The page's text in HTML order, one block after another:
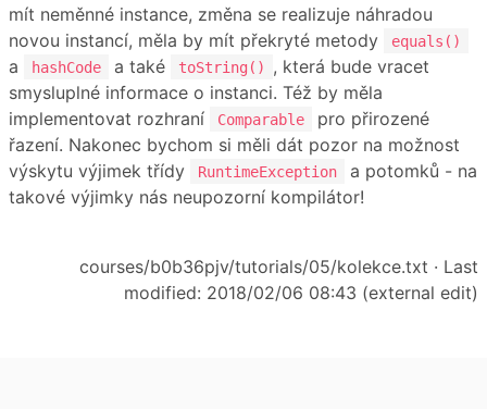
mít neměnné instance, změna se realizuje náhradou
novou instancí, měla by mít překryté metody
equals()
a hashCode a také toString()
, která bude vracet
smysluplné informace o instanci. Též by měla
implementovat rozhraní
Comparable
pro přirozené
řazení. Nakonec bychom si měli dát pozor na možnost
výskytu výjimek třídy
RuntimeException
a potomků - na
takové výjimky nás neupozorní kompilátor!
courses/b0b36pjv/tutorials/05/kolekce.txt · Last
modified: 2018/02/06 08:43 (external edit)